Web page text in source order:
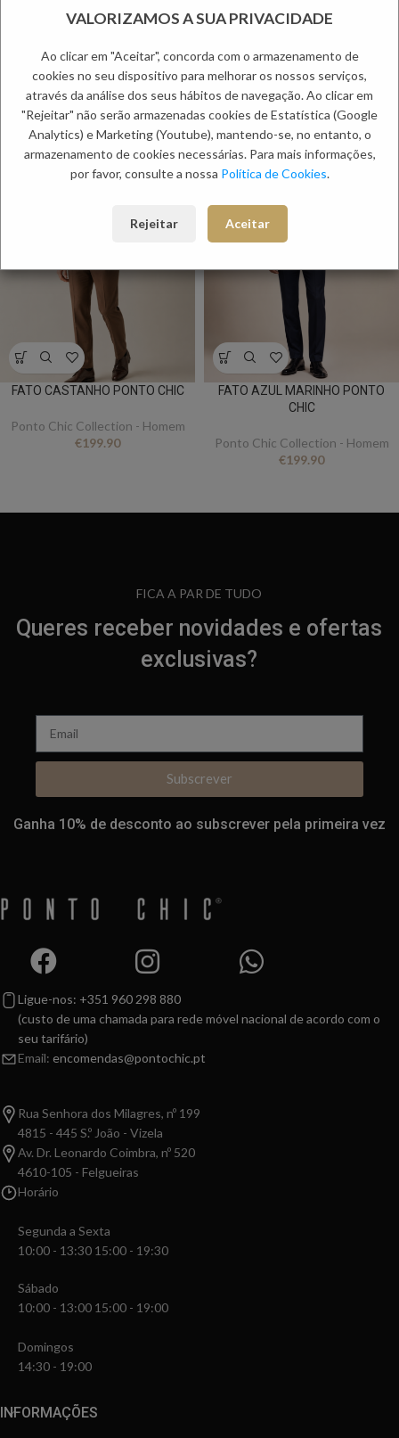
Etiqueta:
Dia do Pai
PRODUTOS RELACIONADOS:
FATO CASTANHO PONTO CHIC
Ponto Chic Collection - Homem
€199.90
FATO AZUL MARINHO PONTO
CHIC
Ponto Chic Collection - Homem
€199.90
FICA A PAR DE TUDO
Queres receber novidades e ofertas
exclusivas?
Subscrever
Ganha 10% de desconto ao subscrever pela primeira vez
Ligue-nos: +351 960 298 880
(custo de uma chamada para rede móvel nacional de acordo com o
seu tarifário)
Email: encomendas@pontochic.pt
Rua Senhora dos Milagres, nº 199
4815 - 445 S.º João - Vizela
Av. Dr. Leonardo Coimbra, nº 520
4610-105 - Felgueiras
Horário
Segunda a Sexta
10:00 - 13:30 15:00 - 19:30
Sábado
10:00 - 13:00 15:00 - 19:00
Domingos
14:30 - 19:00
INFORMAÇÕES
VALORIZAMOS A SUA PRIVACIDADE
Ao clicar em "Aceitar", concorda com o armazenamento de
cookies no seu dispositivo para melhorar os nossos serviços,
através da análise dos seus hábitos de navegação. Ao clicar em
"Rejeitar" não serão armazenadas cookies de Estatística (Google
Analytics) e Marketing (Youtube), mantendo-se, no entanto, o
armazenamento de cookies necessárias. Para mais informações,
por favor, consulte a nossa Política de Cookies.
Rejeitar Aceitar